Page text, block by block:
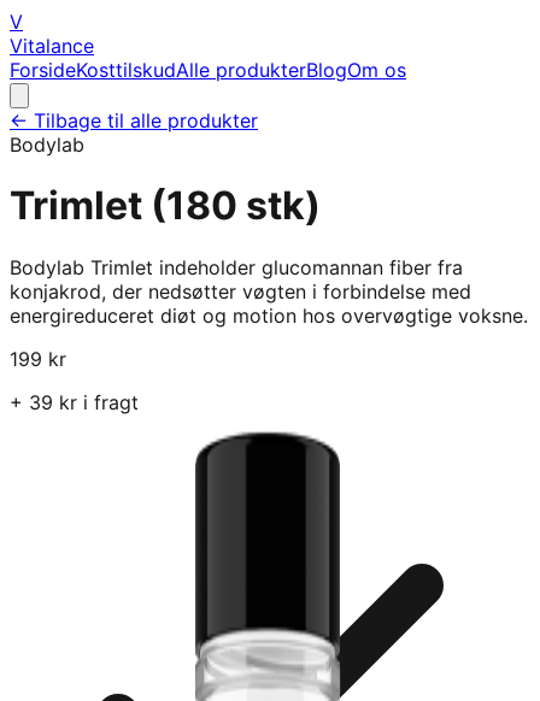
V
Vitalance
ForsideKosttilskudAlle produkterBlogOm os
← Tilbage til alle produkter
Bodylab
Trimlet (180 stk)
Bodylab Trimlet indeholder glucomannan fiber fra
konjakrod, der nedsøtter vøgten i forbindelse med
energireduceret diøt og motion hos overvøgtige voksne.
199 kr
+ 39 kr i fragt